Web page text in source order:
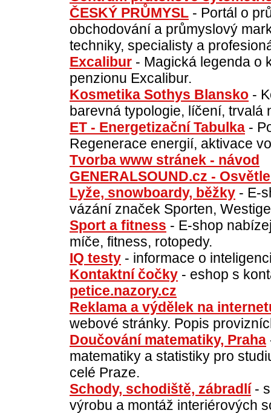
ČESKÝ PRŮMYSL - Portál o
obchodování a průmyslový
techniky, specialisty a
Excalibur - Magická legenda o
penzionu Excalibur.
Kosmetika Sothys Blansko -
barevná typologie, líčení, trvalá
ET - Energetizační Tabulka -
Regenerace energií, aktivace
Tvorba www stránek - návod
GENERALSOUND.cz -
Lyže, snowboardy, běžky - E-
vázání značek Sporten,
Sport a fitness - E-shop
míče, fitness, rotopedy.
IQ testy - informace o
Kontaktní čočky - eshop s
petice.nazory.cz
Reklama a výdělek na
webové stránky. Popis
Doučování matematiky, Praha
matematiky a statistiky pro
celé Praze.
Schody, schodiště, zábradlí-
výrobu a montáž interiérových